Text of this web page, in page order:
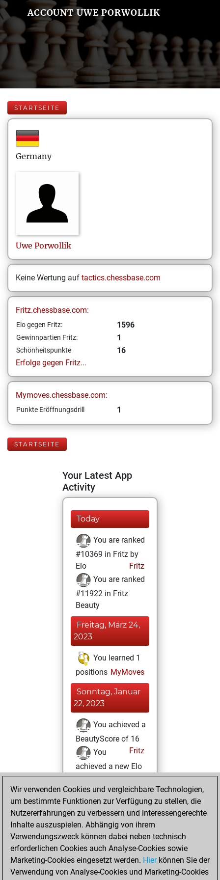
ACCOUNT UWE PORWOLLIK
STARTSEITE
Germany
Uwe Porwollik
Keine Wertung auf tactics.chessbase.com
Fritz.chessbase.com:
Elo gegen Fritz: 1596
Gewinnpartien Fritz: 1
Schönheitspunkte
16
Erfolge gegen Fritz...
Mymoves.chessbase.com:
Punkte Eröffnungsdrill 1
STARTSEITE
Your Latest App
Activity
Today
You are ranked
#10369 in Fritz by
Elo
Fritz
You are ranked
#11922 in Fritz
Beauty
Freitag, März 24,
2023
You learned 1
positions MyMoves
Sonntag, Januar
22, 2023
You achieved a
BeautyScore of 16
Fritz
You
achieved a new Elo
of 1596
Freitag, Januar
20, 2023
You won
against Fritz
Fritz
Donnerstag,
Januar 19, 2023
Wir verwenden Cookies und vergleichbare Technologien,
um bestimmte Funktionen zur Verfügung zu stellen, die
Nutzererfahrungen zu verbessern und interessengerechte
Inhalte auszuspielen. Abhängig von ihrem
Verwendungszweck können dabei neben technisch
erforderlichen Cookies auch Analyse-Cookies sowie
Marketing-Cookies eingesetzt werden. Hierkönnen Sie der
Verwendung von Analyse-Cookies und Marketing-Cookies